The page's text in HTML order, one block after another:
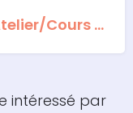
Atelier/Cours de cuisine
intéressé par